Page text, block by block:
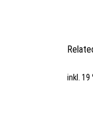
inkl. 19